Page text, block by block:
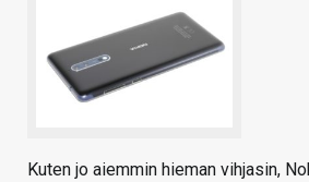
Kuten jo aiemmin hieman vihjasin,